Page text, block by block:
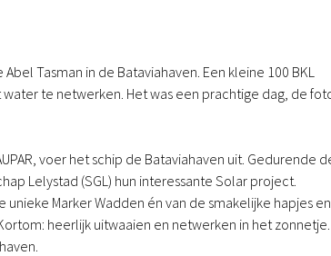
Tasman in de Bataviahaven. Een kleine 100 BKL
te netwerken. Het was een prachtige dag, de
voer het schip de Bataviahaven uit. Gedurende
Lelystad (SGL) hun interessante Solar project.
Marker Wadden én van de smakelijke hapjes en
heerlijk uitwaaien en netwerken in het zonnetje.